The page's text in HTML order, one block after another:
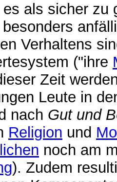
als sicher zu
Verhaltens
("ihre
Zeit
Leute in
nach Gut und
Religion und
noch am
). Zudem